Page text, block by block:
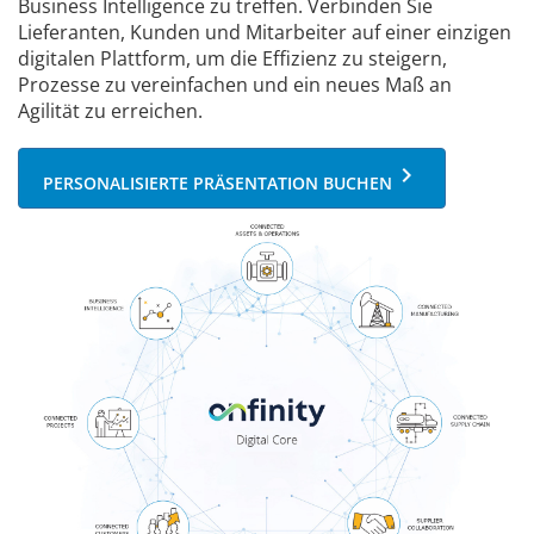
Business Intelligence zu treffen. Verbinden Sie
Lieferanten, Kunden und Mitarbeiter auf einer einzigen
digitalen Plattform, um die Effizienz zu steigern,
Prozesse zu vereinfachen und ein neues Maß an
Agilität zu erreichen.
PERSONALISIERTE PRÄSENTATION BUCHEN keyboard_arrow_right